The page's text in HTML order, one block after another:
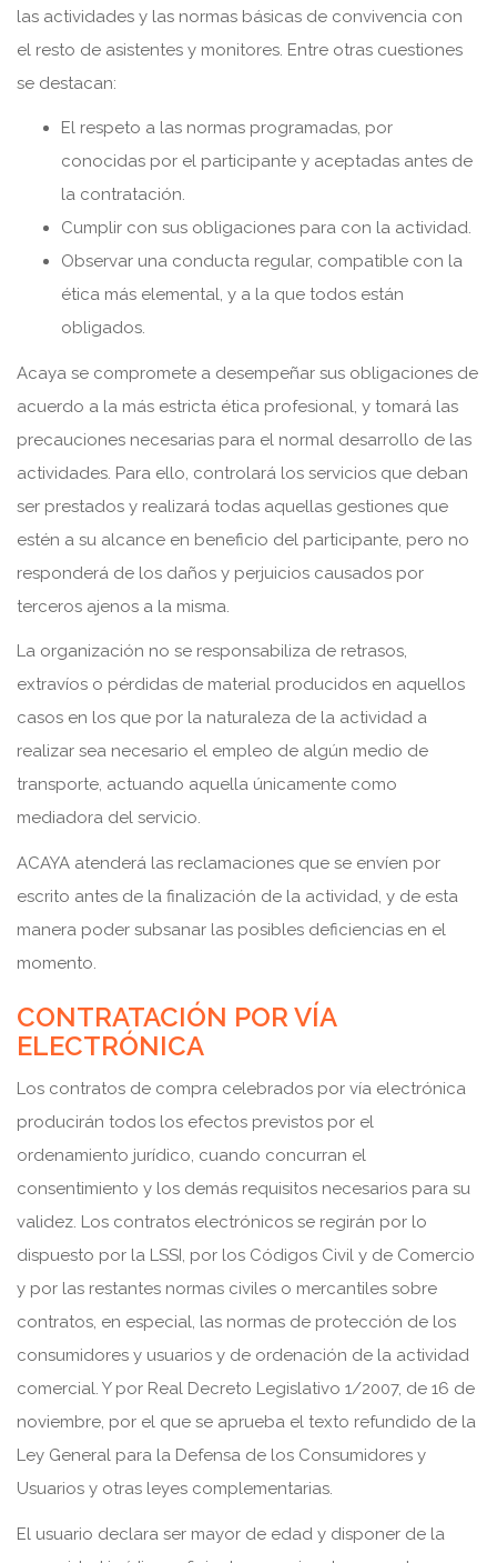
las actividades y las normas básicas de convivencia con
el resto de asistentes y monitores. Entre otras cuestiones
se destacan:
El respeto a las normas programadas, por
conocidas por el participante y aceptadas antes de
la contratación.
Cumplir con sus obligaciones para con la actividad.
Observar una conducta regular, compatible con la
ética más elemental, y a la que todos están
obligados.
Acaya se compromete a desempeñar sus obligaciones de
acuerdo a la más estricta ética profesional, y tomará las
precauciones necesarias para el normal desarrollo de las
actividades. Para ello, controlará los servicios que deban
ser prestados y realizará todas aquellas gestiones que
estén a su alcance en beneficio del participante, pero no
responderá de los daños y perjuicios causados por
terceros ajenos a la misma.
La organización no se responsabiliza de retrasos,
extravíos o pérdidas de material producidos en aquellos
casos en los que por la naturaleza de la actividad a
realizar sea necesario el empleo de algún medio de
transporte, actuando aquella únicamente como
mediadora del servicio.
ACAYA atenderá las reclamaciones que se envíen por
escrito antes de la finalización de la actividad, y de esta
manera poder subsanar las posibles deficiencias en el
momento.
CONTRATACIÓN POR VÍA
ELECTRÓNICA
Los contratos de compra celebrados por vía electrónica
producirán todos los efectos previstos por el
ordenamiento jurídico, cuando concurran el
consentimiento y los demás requisitos necesarios para su
validez. Los contratos electrónicos se regirán por lo
dispuesto por la LSSI, por los Códigos Civil y de Comercio
y por las restantes normas civiles o mercantiles sobre
contratos, en especial, las normas de protección de los
consumidores y usuarios y de ordenación de la actividad
comercial. Y por Real Decreto Legislativo 1/2007, de 16 de
noviembre, por el que se aprueba el texto refundido de la
Ley General para la Defensa de los Consumidores y
Usuarios y otras leyes complementarias.
El usuario declara ser mayor de edad y disponer de la